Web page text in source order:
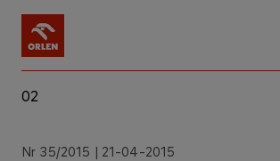
02
Nr 35/2015 | 21-04-2015